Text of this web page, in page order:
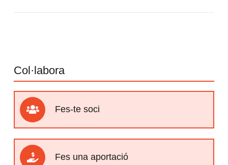
Col·labora
Fes-te soci
Fes una aportació